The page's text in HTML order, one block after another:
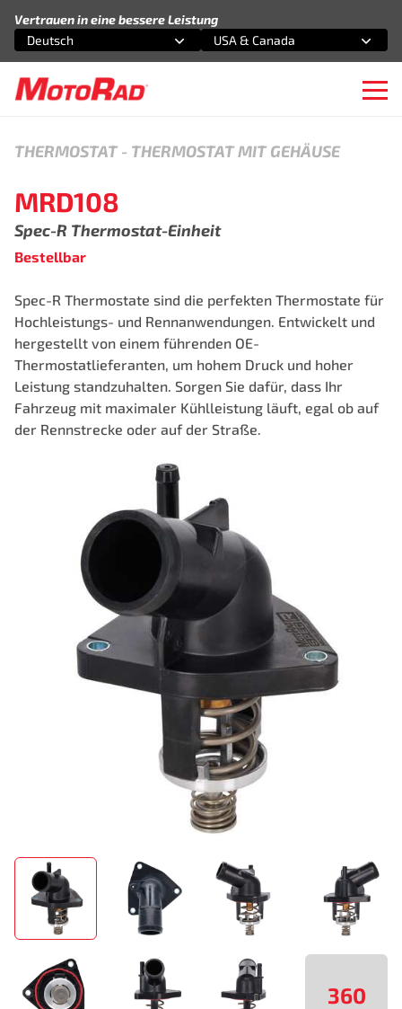
Vertrauen in eine bessere Leistung
Wählen Sie eine Option
Deutsch
Wählen Sie eine Option
USA & Canada
360
THERMOSTAT- THERMOSTAT MIT GEHÄUSE
MRD108
Spec-R Thermostat-Einheit
Bestellbar
Spec-R️ Thermostate sind die perfekten Thermostate für
Hochleistungs- und Rennanwendungen. Entwickelt und
hergestellt von einem führenden OE-
Thermostatlieferanten, um hohem Druck und hoher
Leistung standzuhalten. Sorgen Sie dafür, dass Ihr
Fahrzeug mit maximaler Kühlleistung läuft, egal ob auf
der Rennstrecke oder auf der Straße.